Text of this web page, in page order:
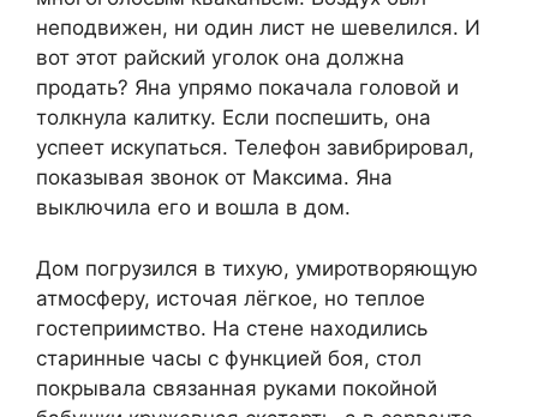
неподвижен, ни один лист не шевелился. И
вот этот райский уголок она должна
продать? Яна упрямо покачала головой и
толкнула калитку. Если поспешить, она
успеет искупаться. Телефон завибрировал,
показывая звонок от Максима. Яна
выключила его и вошла в дом.
Дом погрузился в тихую, умиротворяющую
атмосферу, источая лёгкое, но теплое
гостеприимство. На стене находились
старинные часы с функцией боя, стол
покрывала связанная руками покойной